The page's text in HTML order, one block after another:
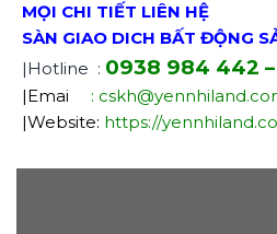
MỌI CHI TIẾT LIÊN HỆ
SÀN GIAO DICH BẤT ĐỘNG
|Hotline : 0938 984 442
|Emai
:
|Website: https://